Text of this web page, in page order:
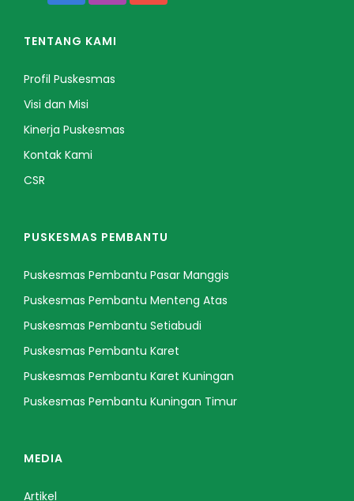
TENTANG KAMI
Profil Puskesmas
Visi dan Misi
Kinerja Puskesmas
Kontak Kami
CSR
PUSKESMAS PEMBANTU
Puskesmas Pembantu Pasar Manggis
Puskesmas Pembantu Menteng Atas
Puskesmas Pembantu Setiabudi
Puskesmas Pembantu Karet
Puskesmas Pembantu Karet Kuningan
Puskesmas Pembantu Kuningan Timur
MEDIA
Artikel